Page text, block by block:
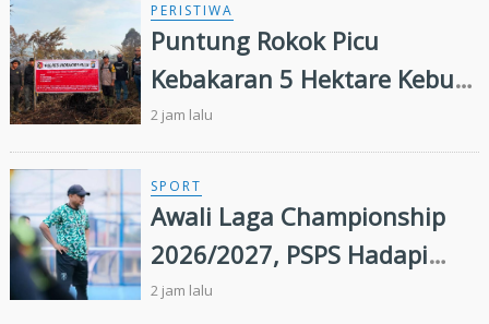
PERISTIWA
Puntung Rokok Picu
Kebakaran 5 Hektare Kebun
Sawit
2 jam lalu
SPORT
Awali Laga Championship
2026/2027, PSPS Hadapi
PSIS Malam Ini
2 jam lalu